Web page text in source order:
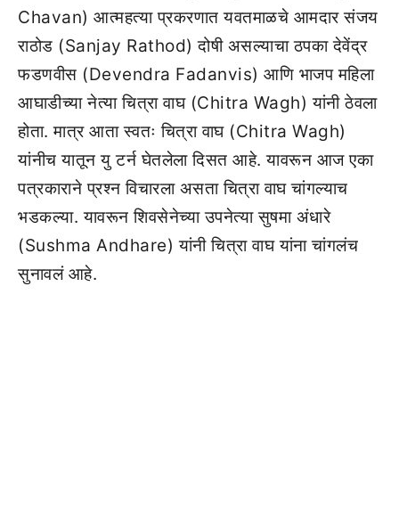
Chavan) आत्महत्या प्रकरणात यवतमाळचे आमदार संजय
राठोड (Sanjay Rathod) दोषी असल्याचा ठपका देवेंद्र
फडणवीस (Devendra Fadanvis) आणि भाजप महिला
आघाडीच्या नेत्या चित्रा वाघ (Chitra Wagh) यांनी ठेवला
होता. मात्र आता स्वतः चित्रा वाघ (Chitra Wagh)
यांनीच यातून यु टर्न घेतलेला दिसत आहे. यावरून आज एका
पत्रकाराने प्रश्न विचारला असता चित्रा वाघ चांगल्याच
भडकल्या. यावरून शिवसेनेच्या उपनेत्या सुषमा अंधारे
(Sushma Andhare) यांनी चित्रा वाघ यांना चांगलंच
सुनावलं आहे.